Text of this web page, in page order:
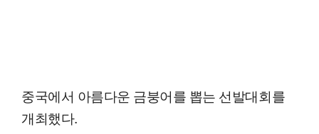
중국에서 아름다운 금붕어를 뽑는 선발대회를
개최했다.